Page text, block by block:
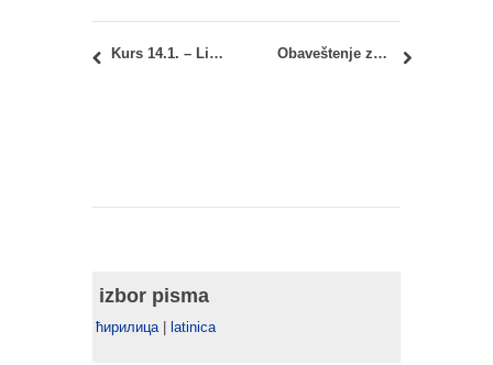
Kurs 14.1. – Likovno prikazivanje u arhitekturi: Konsultacije kod prof. Vladana Ljubinkovića Obaveštenje za studente Kursa Modul M8.1 – Izborni predmet 1 – Zelena arhitektura
izbor pisma
ћирилица| latinica